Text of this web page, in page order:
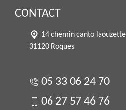
CONTACT
14 chemin canto laouzette
31120 Roques
05 33 06 24 70
06 27 57 46 76